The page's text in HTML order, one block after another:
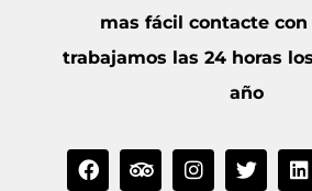
mas fácil contacte con
trabajamos las 24 horas
año